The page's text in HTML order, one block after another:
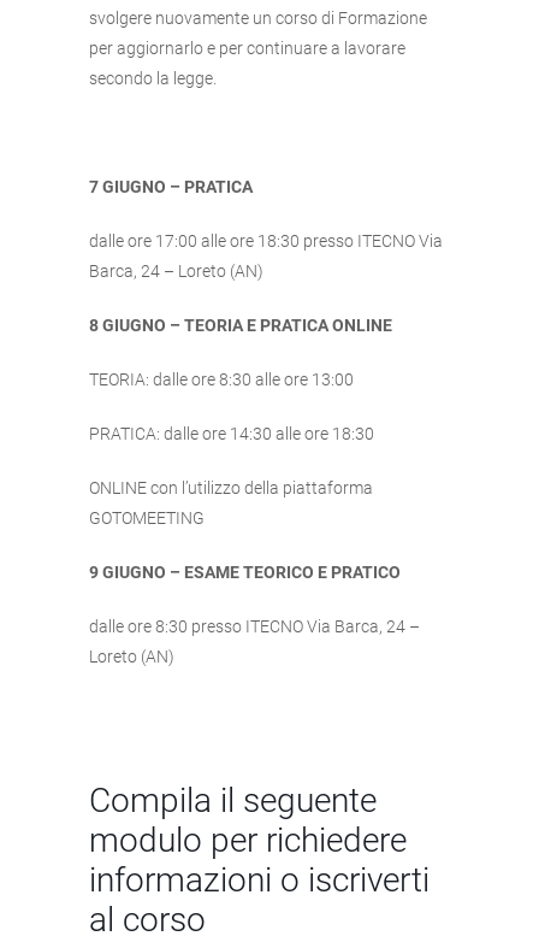
svolgere nuovamente un corso di Formazione
per aggiornarlo e per continuare a lavorare
secondo la legge.
7 GIUGNO – PRATICA
dalle ore 17:00 alle ore 18:30 presso ITECNO Via
Barca, 24 – Loreto (AN)
8 GIUGNO – TEORIA E PRATICA ONLINE
TEORIA: dalle ore 8:30 alle ore 13:00
PRATICA: dalle ore 14:30 alle ore 18:30
ONLINE con l’utilizzo della piattaforma
GOTOMEETING
9 GIUGNO – ESAME TEORICO E PRATICO
dalle ore 8:30 presso ITECNO Via Barca, 24 –
Loreto (AN)
Compila il seguente
modulo per richiedere
informazioni o iscriverti
al corso